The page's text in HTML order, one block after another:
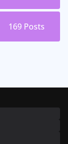
169 Posts